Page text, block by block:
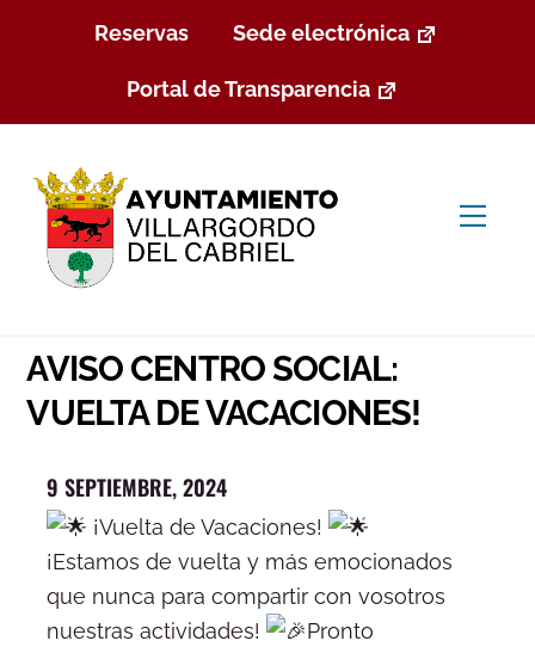
Reservas Sede electrónica
Portal de Transparencia
AVISO CENTRO SOCIAL:
VUELTA DE VACACIONES!
9 SEPTIEMBRE, 2024
¡Vuelta de Vacaciones!
¡Estamos de vuelta y más emocionados
que nunca para compartir con vosotros
nuestras actividades!
Pronto